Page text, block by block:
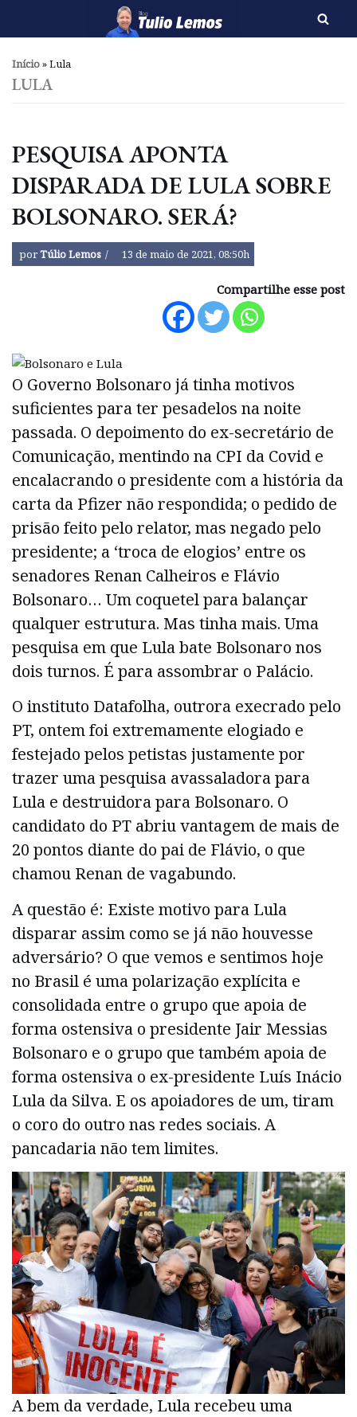
para
o
Início»Lula
LULA
PESQUISA APONTA
DISPARADA DE LULA SOBRE
BOLSONARO. SERÁ?
porTúlio Lemos 13 de maio de 2021, 08:50h
Compartilhe esse post
O Governo Bolsonaro já tinha motivos
suficientes para ter pesadelos na noite
passada. O depoimento do ex-secretário de
Comunicação, mentindo na CPI da Covid e
encalacrando o presidente com a história da
carta da Pfizer não respondida; o pedido de
prisão feito pelo relator, mas negado pelo
presidente; a ‘troca de elogios’ entre os
senadores Renan Calheiros e Flávio
Bolsonaro… Um coquetel para balançar
qualquer estrutura. Mas tinha mais. Uma
pesquisa em que Lula bate Bolsonaro nos
dois turnos. É para assombrar o Palácio.
O instituto Datafolha, outrora execrado pelo
PT, ontem foi extremamente elogiado e
festejado pelos petistas justamente por
trazer uma pesquisa avassaladora para
Lula e destruidora para Bolsonaro. O
candidato do PT abriu vantagem de mais de
20 pontos diante do pai de Flávio, o que
chamou Renan de vagabundo.
A questão é: Existe motivo para Lula
disparar assim como se já não houvesse
adversário? O que vemos e sentimos hoje
no Brasil é uma polarização explícita e
consolidada entre o grupo que apoia de
forma ostensiva o presidente Jair Messias
Bolsonaro e o grupo que também apoia de
forma ostensiva o ex-presidente Luís Inácio
Lula da Silva. E os apoiadores de um, tiram
o coro do outro nas redes sociais. A
pancadaria não tem limites.
A bem da verdade, Lula recebeu uma